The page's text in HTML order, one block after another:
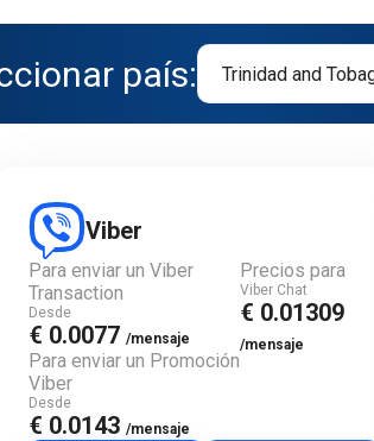
país:
Viber
Para enviar un Viber
Transaction
Desde
€ 0.0077 /mensaje
Para enviar un Promoción
Viber
Desde
€ 0.0143 /mensaje
Precios para
Viber Chat
€ 0.01309
/mensaje